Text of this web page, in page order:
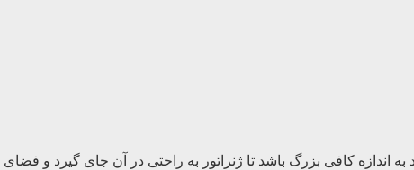
به اندازه کافی بزرگ باشد تا ژنراتور به راحتی در آن جای گیرد و